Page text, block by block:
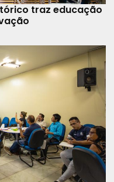
traz educação